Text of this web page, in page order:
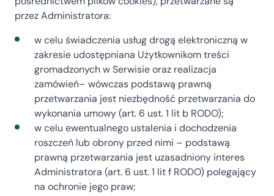
przez Administratora:
w celu świadczenia usług drogą elektroniczną w
zakresie udostępniana Użytkownikom treści
gromadzonych w Serwisie oraz realizacja
zamówień– wówczas podstawą prawną
przetwarzania jest niezbędność przetwarzania do
wykonania umowy (art. 6 ust. 1 lit b RODO);
w celu ewentualnego ustalenia i dochodzenia
roszczeń lub obrony przed nimi – podstawą
prawną przetwarzania jest uzasadniony interes
Administratora (art. 6 ust. 1 lit f RODO) polegający
na ochronie jego praw;